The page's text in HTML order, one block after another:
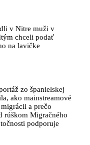
v Nitre muži v
chceli podať
na lavičke
zo španielskej
ako mainstreamové
a prečo
rúškom Migračného
podporuje